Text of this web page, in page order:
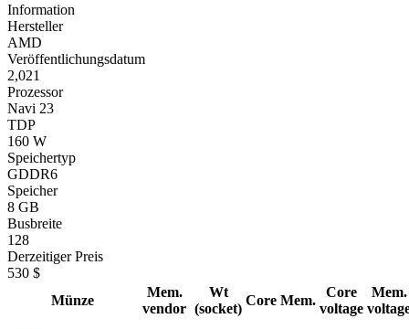
Information
Hersteller
AMD
Veröffentlichungsdatum
2,021
Prozessor
Navi 23
TDP
160 W
Speichertyp
GDDR6
Speicher
8 GB
Busbreite
128
Derzeitiger Preis
530 $
Münze
Mem.
vendor
Wt
(socket)
Core Mem.
Core
voltage
Mem.